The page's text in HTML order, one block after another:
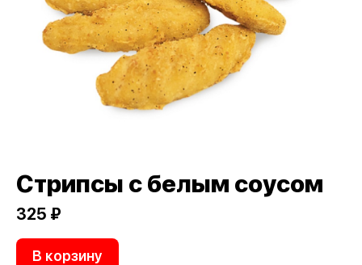
Стрипсы с белым соусом
325 ₽
В корзину